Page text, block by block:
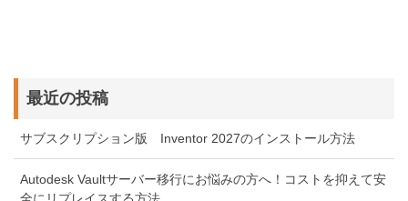
最近の投稿
サブスクリプション版 Inventor 2027のインストール方法
Autodesk Vaultサーバー移行にお悩みの方へ！コストを抑えて安
全にリプレイスする方法